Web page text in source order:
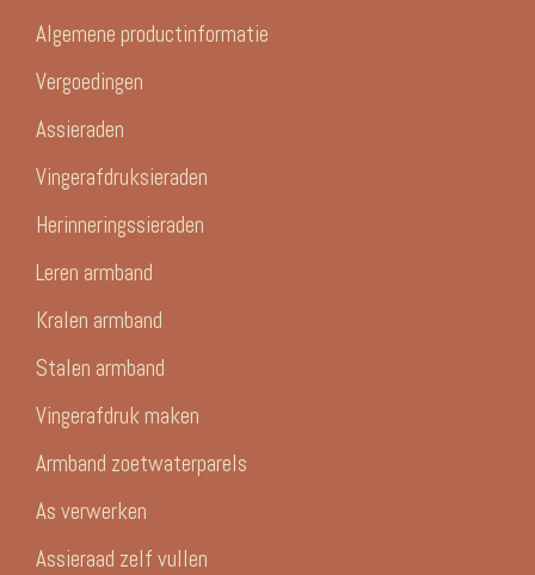
Algemene productinformatie
Vergoedingen
Assieraden
Vingerafdruksieraden
Herinneringssieraden
Leren armband
Kralen armband
Stalen armband
Vingerafdruk maken
Armband zoetwaterparels
As verwerken
Assieraad zelf vullen